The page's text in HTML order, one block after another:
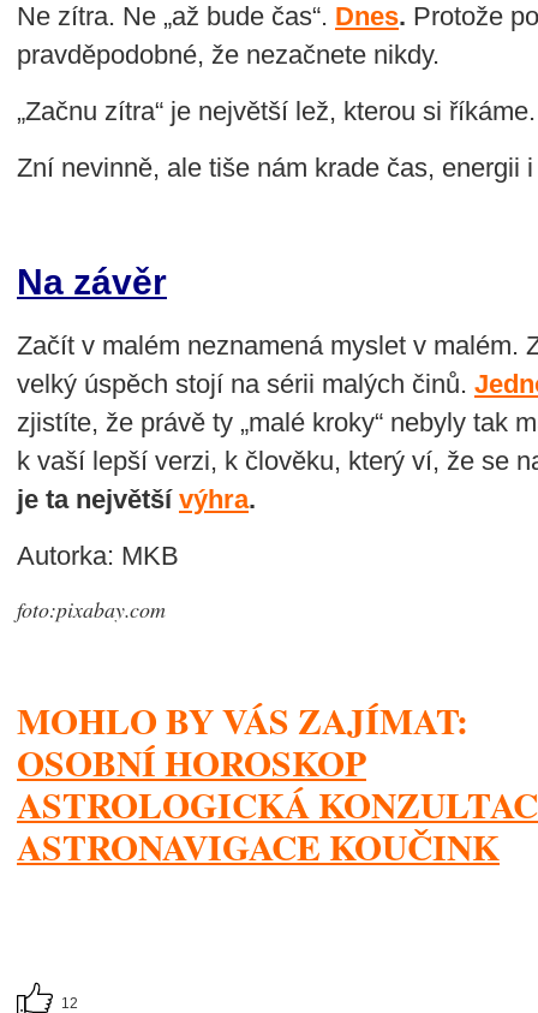
Ne zítra. Ne „až bude čas“. Dnes. Protože
pravděpodobné, že nezačnete nikdy.
„Začnu zítra“ je největší lež, kterou si říkáme.
Zní nevinně, ale tiše nám krade čas, energii
Na závěr
Začít v malém neznamená myslet v malém.
velký úspěch stojí na sérii malých činů.
zjistíte, že právě ty „malé kroky“ nebyly tak
k vaší lepší verzi, k člověku, který ví, že se
je ta největší výhra.
Autorka: MKB
foto:pixabay.com
MOHLO BY VÁS ZAJÍMAT:
OSOBNÍ HOROSKOP
ASTROLOGICKÁ
ASTRONAVIGACE KOUČINK
12